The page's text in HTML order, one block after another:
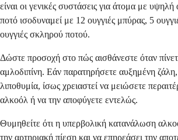
είναι οι γενικές συστάσεις για άτομα με
ποτό ισοδυναμεί με 12 ουγγιές μπύρας, 5
ουγγιές σκληρού ποτού.
Δώστε προσοχή στο πώς αισθάνεστε όταν
αμλοδιπίνη. Εάν παρατηρήσετε αυξημένη
λιποθυμία, ίσως χρειαστεί να μειώσετε
αλκοόλ ή να την αποφύγετε εντελώς.
Θυμηθείτε ότι η υπερβολική κατανάλωση
την αρτηριακή πίεση και να επηρεάσει την